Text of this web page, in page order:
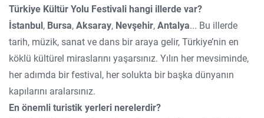
Türkiye Kültür Yolu Festivali hangi illerde var?
İstanbul, Bursa, Aksaray, Nevşehir, Antalya... Bu illerde
tarih, müzik, sanat ve dans bir araya gelir, Türkiye’nin en
köklü kültürel miraslarını yaşarsınız. Yılın her mevsiminde,
her adımda bir festival, her solukta bir başka dünyanın
kapılarını aralarsınız.
En önemli turistik yerleri nerelerdir?